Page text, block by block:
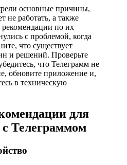
основные причины,
не работать, а также
рекомендации по их
с проблемой, когда
что существует
и решений. Проверьте
что Телеграмм не
обновите приложение и,
в техническую
для
Телеграммом